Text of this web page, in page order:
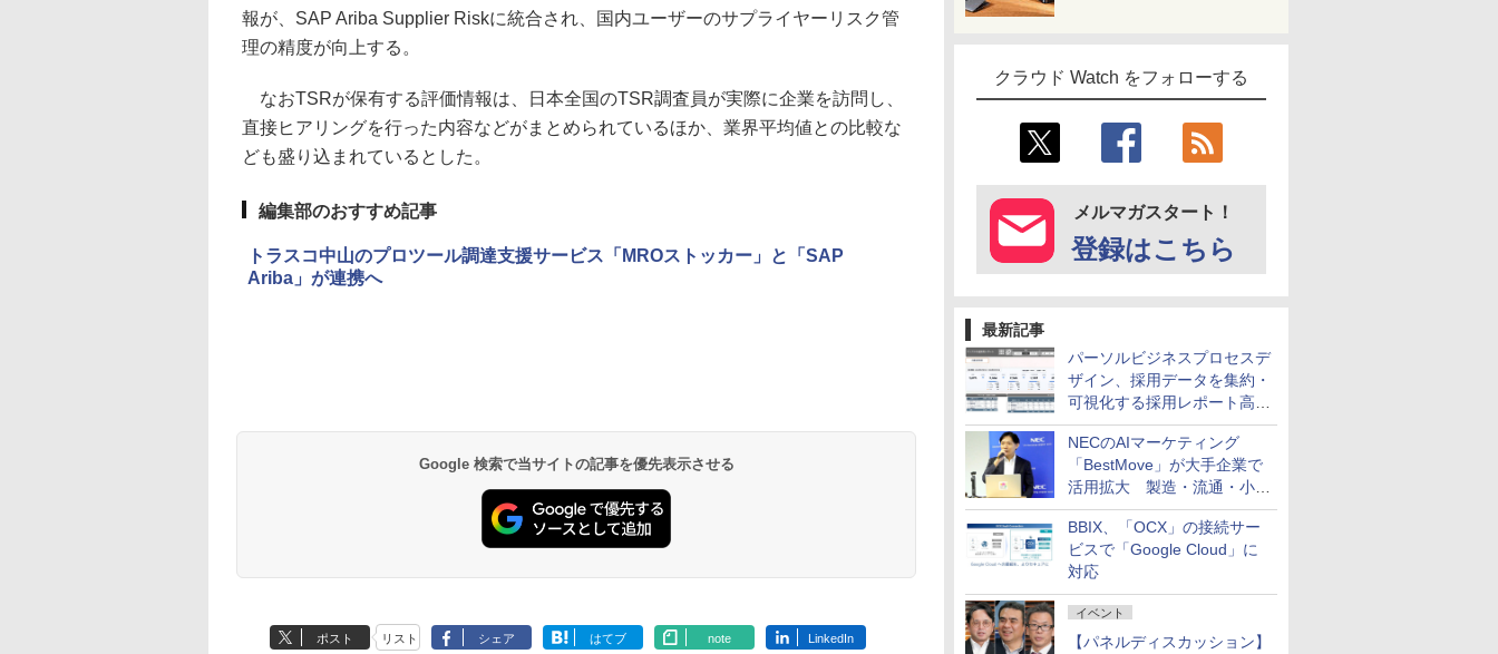
クラウド Watch をフォローする
メルマガスタート！
登録はこちら
最新記事
パーソルビジネスプロセスデ
ザイン、採用データを集約・
可視化する採用レポート高速
化サービスを提供
NECのAIマーケティング
「BestMove」が大手企業で
活用拡大 製造・流通・小売
企業・広告代理店などが実装
フェーズへ
BBIX、「OCX」の接続サー
ビスで「Google Cloud」に
対応
イベント
【パネルディスカッション】
報が、SAP Ariba Supplier Riskに統合され、国内ユーザーのサプライヤーリスク管
理の精度が向上する。
なおTSRが保有する評価情報は、日本全国のTSR調査員が実際に企業を訪問し、
直接ヒアリングを行った内容などがまとめられているほか、業界平均値との比較な
ども盛り込まれているとした。
編集部のおすすめ記事
トラスコ中山のプロツール調達支援サービス「MROストッカー」と「SAP
Ariba」が連携へ
Google 検索で当サイトの記事を優先表示させる
ポスト リスト シェア はてブ note LinkedIn